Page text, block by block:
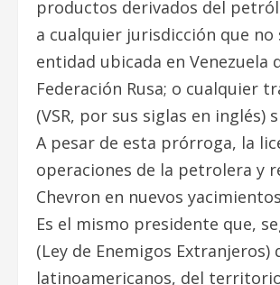
productos derivados del
a cualquier jurisdicción que no
entidad ubicada en
Federación Rusa; o cualquier
(VSR, por sus siglas en
A pesar de esta prórroga, la
operaciones de la petrolera y
Chevron en nuevos
Es el mismo presidente que,
(Ley de Enemigos
latinoamericanos, del